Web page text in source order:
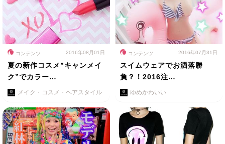
コンテンツ 2016年08月01日
夏の新作コスメ”キャンメイ
ク”でカラー…
メイク・コスメ・ヘアスタイル
コンテンツ 2016年07月31日
スイムウェアでお洒落勝
負？！2016注…
ゆめかわいい